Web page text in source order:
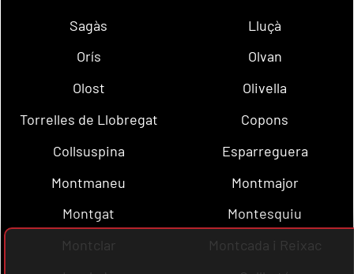
Sagàs
Lluçà
Orís
Olvan
Olost
Olivella
Torrelles de Llobregat
Copons
Collsuspina
Esparreguera
Montmaneu
Montmajor
Montgat
Montesquiu
Montclar
Montcada i Reixac